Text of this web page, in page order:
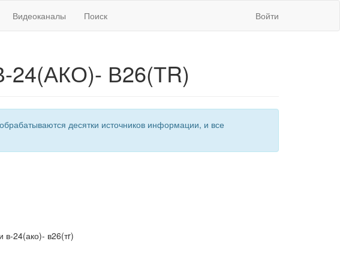
Видеоканалы Поиск Войти
24(АКО)- В26(ТR)
обрабатываются десятки источников информации, и все